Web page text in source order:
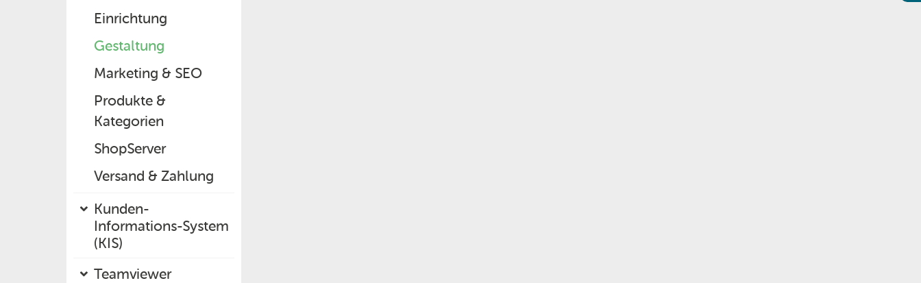
Einrichtung
Gestaltung
Marketing & SEO
Produkte &
Kategorien
ShopServer
Versand & Zahlung
Kunden-
Informations-System
(KIS)
Teamviewer